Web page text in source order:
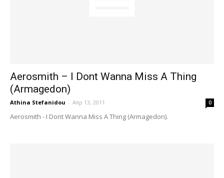
Aerosmith – I Dont Wanna Miss A Thing
(Armagedon)
Athina Stefanidou - Απρ 13, 2011 0
Aerosmith - I Dont Wanna Miss A Thing (Armagedon).